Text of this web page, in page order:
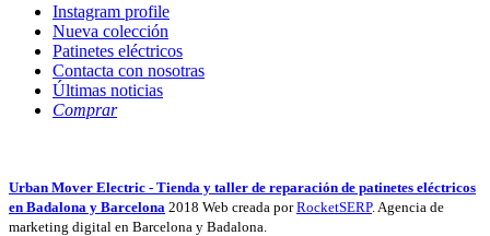
Instagram profile
Nueva colección
Patinetes eléctricos
Contacta con nosotras
Últimas noticias
Comprar
Urban Mover Electric - Tienda y taller de reparación de patinetes eléctricos
en Badalona y Barcelona 2018 Web creada porRocketSERP. Agencia de
marketing digital en Barcelona y Badalona.